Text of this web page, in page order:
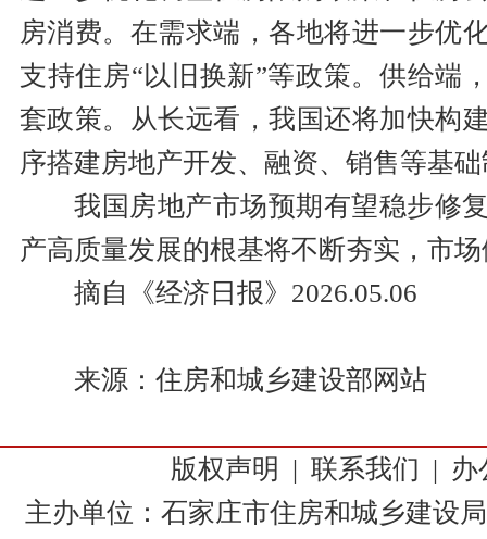
房消费。在需求端，各地将进一步优
支持住房“以旧换新”等政策。供给端
套政策。从长远看，我国还将加快构
序搭建房地产开发、融资、销售等基
我国房地产市场预期有望稳步修
产高质量发展的根基将不断夯实，市
摘自《经济日报》2026.05.06
来源：住房和城乡建设部网站
版权声明 | 联系我们 | 办
主办单位：石家庄市住房和城乡建设